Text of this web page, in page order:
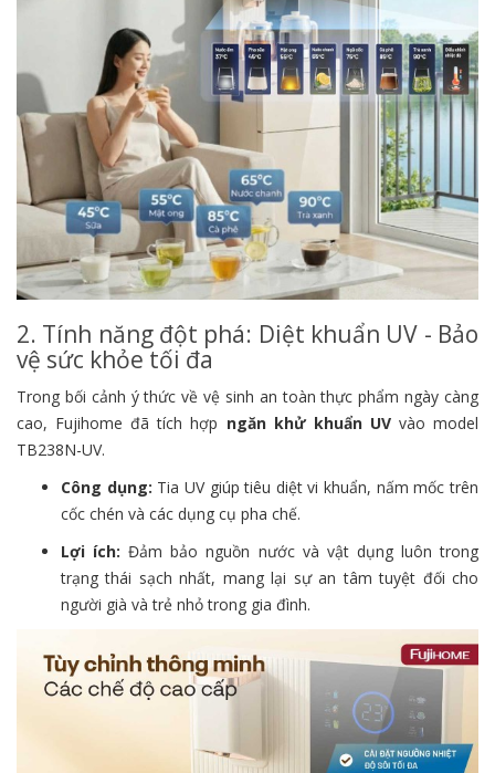
2. Tính năng đột phá: Diệt khuẩn UV - Bảo
vệ sức khỏe tối đa
Trong bối cảnh ý thức về vệ sinh an toàn thực phẩm ngày càng
cao, Fujihome đã tích hợp ngăn khử khuẩn UVvào model
TB238N-UV.
Công dụng: Tia UV giúp tiêu diệt vi khuẩn, nấm mốc trên
cốc chén và các dụng cụ pha chế.
Lợi ích: Đảm bảo nguồn nước và vật dụng luôn trong
trạng thái sạch nhất, mang lại sự an tâm tuyệt đối cho
người già và trẻ nhỏ trong gia đình.